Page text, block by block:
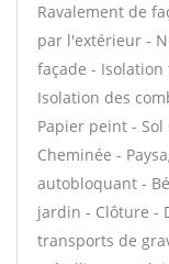
Ravalement de
par l'extérieur -
façade -
Isolation des
Papier peint - Sol
Cheminée -
autobloquant -
jardin - Clôture -
transports de